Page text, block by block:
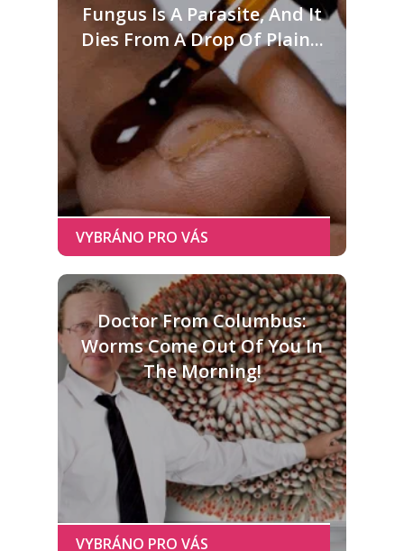
Fungus Is A Parasite, And It
Dies From A Drop Of Plain...
Doctor From Columbus:
Worms Come Out Of You In
The Morning!